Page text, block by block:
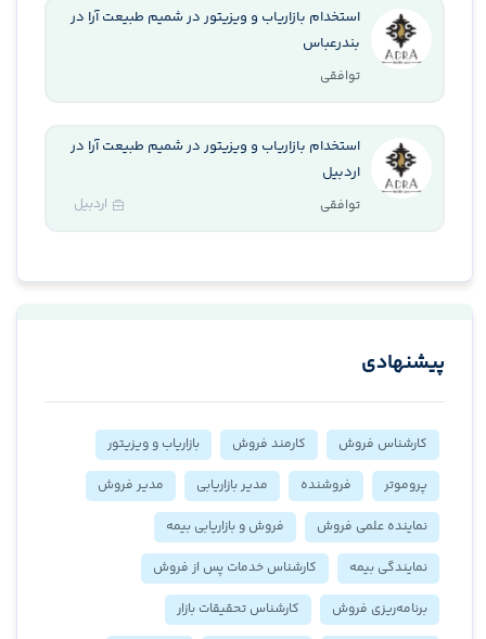
استخدام بازاریاب و ویزیتور در شمیم طبیعت آرا در
بندرعباس
توافقی
استخدام بازاریاب و ویزیتور در شمیم طبیعت آرا در
اردبیل
توافقی اردبیل
پیشنهادی
کارشناس فروش کارمند فروش
بازاریاب و ویزیتور
پروموتر
فروشنده مدیر بازاریابی
مدیر فروش
نماینده علمی فروش
فروش و بازاریابی بیمه
نمایندگی بیمه
کارشناس خدمات پس از فروش
برنامه‌ریزی فروش
کارشناس تحقیقات بازار